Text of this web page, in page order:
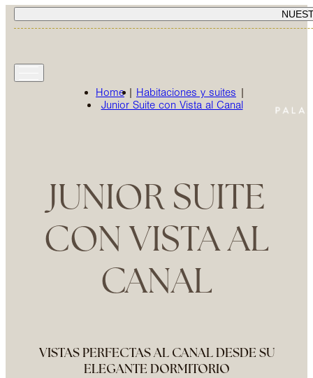
Home| Habitaciones y suites |
Junior Suite con Vista al Canal
JUNIOR SUITE
CON VISTA AL
CANAL
VISTAS PERFECTAS AL CANAL DESDE SU
ELEGANTE DORMITORIO